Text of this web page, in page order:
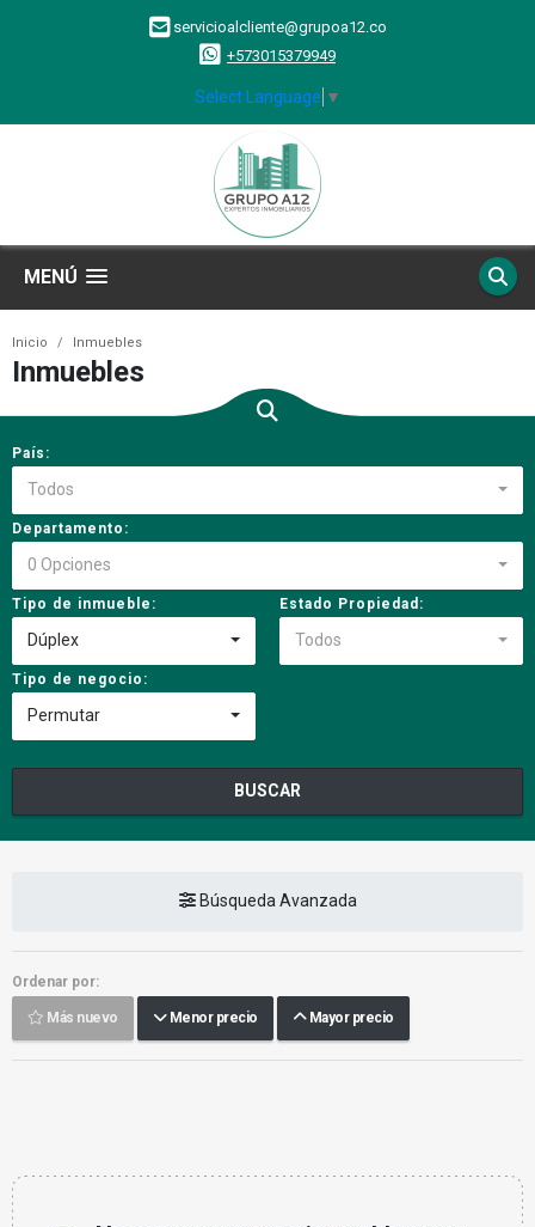
servicioalcliente@grupoa12.co
+573015379949
Select Language ▼
MENÚ
Inicio Inmuebles
Inmuebles
País:
Todos
Departamento:
0 Opciones
Tipo de inmueble:
Dúplex
Estado Propiedad:
Todos
Tipo de negocio:
Permutar
BUSCAR
Búsqueda Avanzada
Ordenar por:
Más nuevo Menor precio Mayor precio